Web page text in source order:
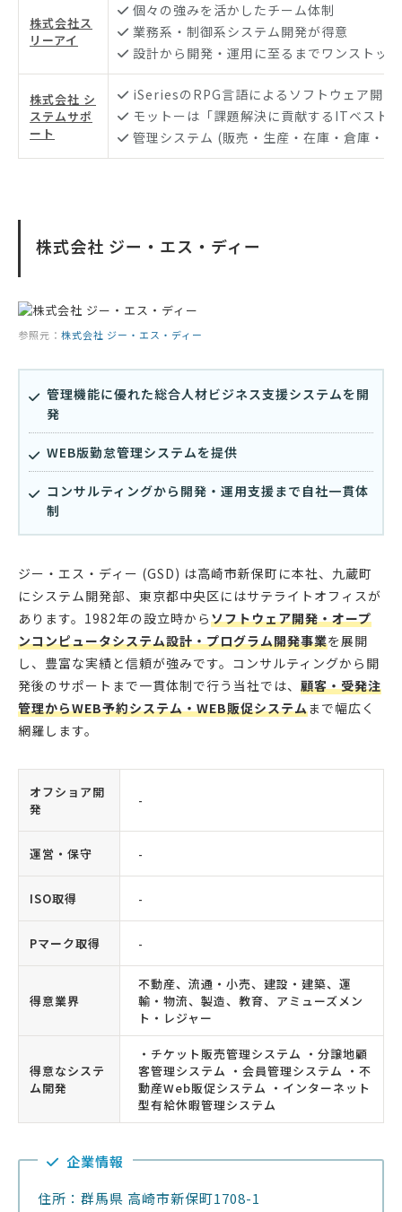
株式会社ス
リーアイ
個々の強みを活かしたチーム体制
業務系・制御系システム開発が得意
設計から開発・運用に至るまでワンストップ
株式会社 シ
ステムサポ
ート
iSeriesのRPG言語によるソフトウェア開発
モットーは「課題解決に貢献するITベスト
管理システム (販売・生産・在庫・倉庫・
株式会社 ジー・エス・ディー
参照元： 株式会社 ジー・エス・ディー
管理機能に優れた総合人材ビジネス支援システムを開
発
WEB版勤怠管理システムを提供
コンサルティングから開発・運用支援まで自社一貫体
制
ジー・エス・ディー (GSD) は高崎市新保町に本社、九蔵町
にシステム開発部、東京都中央区にはサテライトオフィスが
あります。1982年の設立時からソフトウェア開発・オープ
ンコンピュータシステム設計・プログラム開発事業を展開
し、豊富な実績と信頼が強みです。コンサルティングから開
発後のサポートまで一貫体制で行う当社では、 顧客・受発注
管理からWEB予約システム・WEB販促システムまで幅広く
網羅します。
オフショア開
発
-
運営・保守 -
ISO取得 -
Pマーク取得 -
得意業界
不動産、流通・小売、建設・建築、運
輸・物流、製造、教育、アミューズメン
ト・レジャー
得意なシステ
ム開発
・チケット販売管理システム ・分譲地顧
客管理システム ・会員管理システム ・不
動産Web販促システム ・インターネット
型有給休暇管理システム
企業情報
住所：群馬県 高崎市新保町1708-1